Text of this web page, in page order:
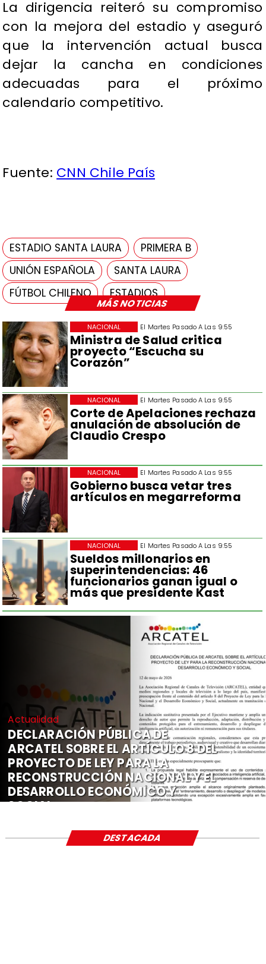
MÁS NOTICIAS
El Martes Pasado A Las 9:55
Ministra de Salud critica
proyecto “Escucha su
Corazón”
NACIONAL
El Martes Pasado A Las 9:55
Corte de Apelaciones rechaza
anulación de absolución de
Claudio Crespo
NACIONAL
El Martes Pasado A Las 9:55
Gobierno busca vetar tres
artículos en megarreforma
NACIONAL
El Martes Pasado A Las 9:55
Sueldos millonarios en
superintendencias: 46
funcionarios ganan igual o
más que presidente Kast
NACIONAL
La dirigencia reiteró su compromiso
con la mejora del estadio y aseguró
que la intervención actual busca
dejar la cancha en condiciones
adecuadas para el próximo
calendario competitivo.
Fuente: CNN Chile País
ESTADIO SANTA LAURA
PRIMERA B
UNIÓN ESPAÑOLA
SANTA LAURA
FÚTBOL CHILENO
ESTADIOS
Actualidad
DECLARACIÓN PÚBLICA DE
ARCATEL SOBRE EL ARTÍCULO 8 DEL
PROYECTO DE LEY PARA LA
RECONSTRUCCIÓN NACIONAL Y EL
DESARROLLO ECONÓMICO Y
SOCIAL
DESTACADA